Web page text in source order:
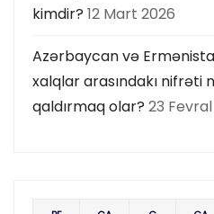
kimdir? 12 Mart 2026
Azərbaycan və
xalqlar arasındakı nifrəti
qaldırmaq olar? 23